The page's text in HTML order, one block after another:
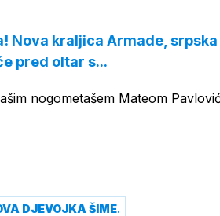
Nova kraljica Armade,
pred oltar s...
nogometašem Mateom
DJEVOJKA ŠIME.